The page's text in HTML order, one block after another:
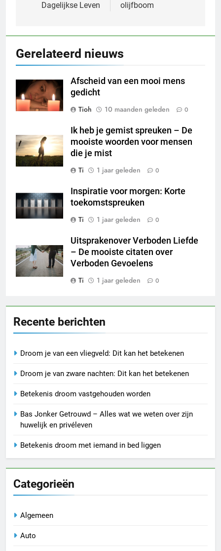
Dagelijkse Leven
olijfboom
Gerelateerd nieuws
Afscheid van een mooi mens
gedicht
Tioh
10 maanden geleden 0
Ik heb je gemist spreuken – De
mooiste woorden voor mensen
die je mist
Ti
1 jaar geleden 0
Inspiratie voor morgen: Korte
toekomstspreuken
Ti
1 jaar geleden 0
Uitsprakenover Verboden Liefde
– De mooiste citaten over
Verboden Gevoelens
Ti
1 jaar geleden 0
Recente berichten
Droom je van een vliegveld: Dit kan het betekenen
Droom je van zware nachten: Dit kan het betekenen
Betekenis droom vastgehouden worden
Bas Jonker Getrouwd – Alles wat we weten over zijn
huwelijk en privéleven
Betekenis droom met iemand in bed liggen
Categorieën
Algemeen
Auto